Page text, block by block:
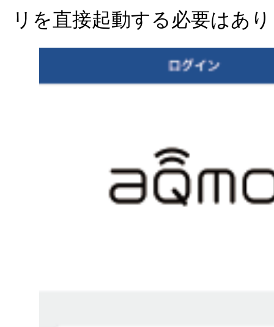
リを直接起動する必要はあ